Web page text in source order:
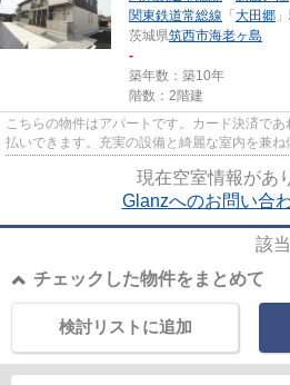
関東鉄道常総線 「 大田郷
茨城県筑西市海老ヶ島
-
築年数：築10年
階数：2階建
こちらの物件はアパートです。カード決済で
払いできます。充実の設備と綺麗な室内を兼
現在空室情報があ
Glanzへのお問い合
該
チェックした物件をまとめて
検討リストに追加